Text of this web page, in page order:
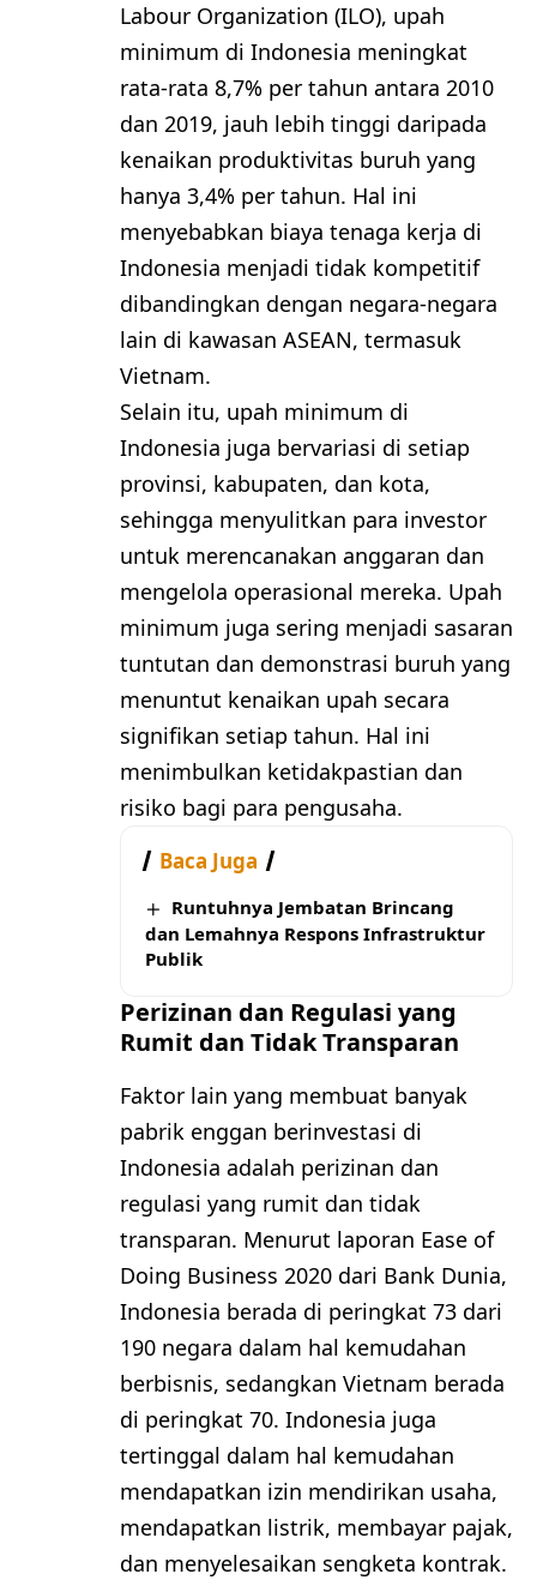
Labour Organization (ILO), upah
minimum di Indonesia meningkat
rata-rata 8,7% per tahun antara 2010
dan 2019, jauh lebih tinggi daripada
kenaikan produktivitas buruh yang
hanya 3,4% per tahun. Hal ini
menyebabkan biaya tenaga kerja di
Indonesia menjadi tidak kompetitif
dibandingkan dengan negara-negara
lain di kawasan ASEAN, termasuk
Vietnam.
Selain itu, upah minimum di
Indonesia juga bervariasi di setiap
provinsi, kabupaten, dan kota,
sehingga menyulitkan para investor
untuk merencanakan anggaran dan
mengelola operasional mereka. Upah
minimum juga sering menjadi sasaran
tuntutan dan demonstrasi buruh yang
menuntut kenaikan upah secara
signifikan setiap tahun. Hal ini
menimbulkan ketidakpastian dan
risiko bagi para pengusaha.
Baca Juga
Runtuhnya Jembatan Brincang
dan Lemahnya Respons Infrastruktur
Publik
Perizinan dan Regulasi yang
Rumit dan Tidak Transparan
Faktor lain yang membuat banyak
pabrik enggan berinvestasi di
Indonesia adalah perizinan dan
regulasi yang rumit dan tidak
transparan. Menurut laporan Ease of
Doing Business 2020 dari Bank Dunia,
Indonesia berada di peringkat 73 dari
190 negara dalam hal kemudahan
berbisnis, sedangkan Vietnam berada
di peringkat 70. Indonesia juga
tertinggal dalam hal kemudahan
mendapatkan izin mendirikan usaha,
mendapatkan listrik, membayar pajak,
dan menyelesaikan sengketa kontrak.